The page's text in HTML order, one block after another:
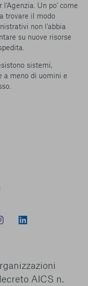
Un po' come
trovare il modo
non l'abbia
su nuove risorse
sistemi,
a meno di uomini e
AICS n.